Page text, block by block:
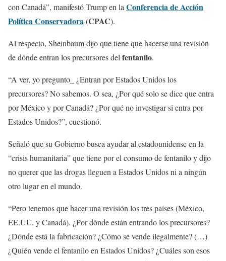
con Canadá”, manifestó Trump en la Conferencia de Acción
Política Conservadora(CPAC).
Al respecto, Sheinbaum dijo que tiene que hacerse una revisión
de dónde entran los precursores del fentanilo.
“A ver, yo pregunto_ ¿Entran por Estados Unidos los
precursores? No sabemos. O sea, ¿Por qué solo se dice que entra
por México y por Canadá? ¿Por qué no investigar si entra por
Estados Unidos?”, cuestionó.
Señaló que su Gobierno busca ayudar al estadounidense en la
“crisis humanitaria” que tiene por el consumo de fentanilo y dijo
no querer que las drogas lleguen a Estados Unidos ni a ningún
otro lugar en el mundo.
“Pero tenemos que hacer una revisión los tres países (México,
EE.UU. y Canadá). ¿Por dónde están entrando los precursores?
¿Dónde está la fabricación? ¿Cómo se vende ilegalmente? (…)
¿Quién vende el fentanilo en Estados Unidos? ¿Cuáles son esos